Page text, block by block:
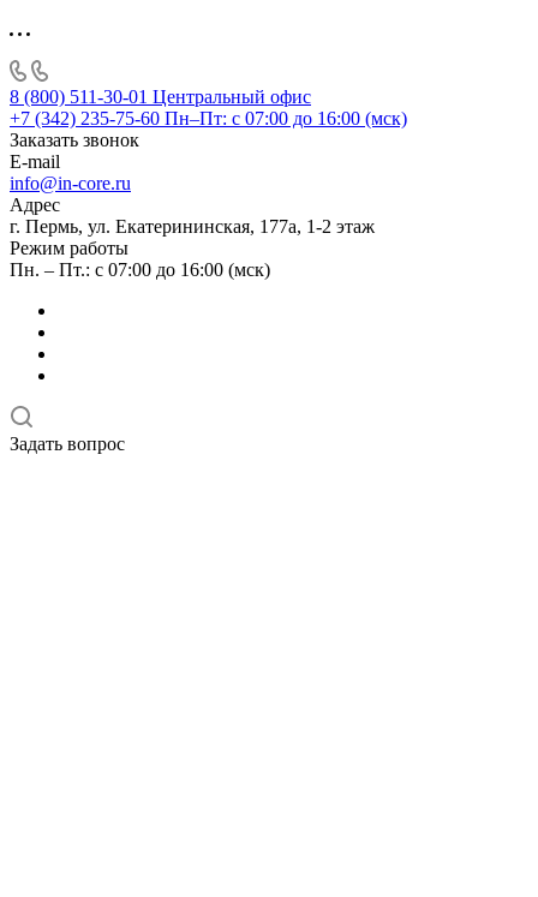
8 (800) 511-30-01 Центральный офис
+7 (342) 235-75-60 Пн–Пт: с 07:00 до 16:00 (мск)
Заказать звонок
E-mail
info@in-core.ru
Адрес
г. Пермь, ул. ​Екатерининская, 177а, ​1-2 этаж
Режим работы
Пн. – Пт.: с 07:00 до 16:00 (мск)
Задать вопрос